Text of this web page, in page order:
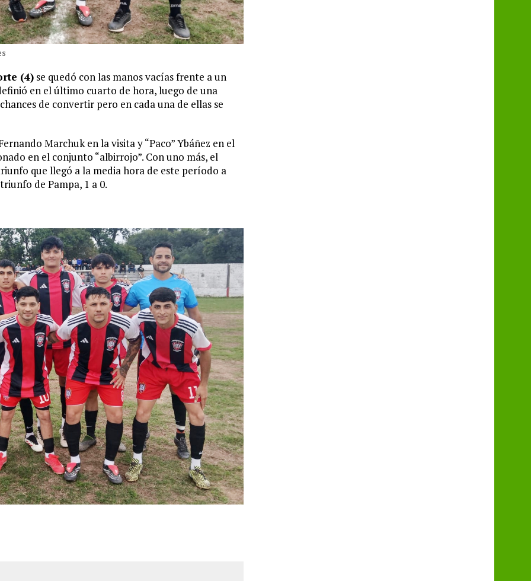
(4) se quedó con las manos vacías frente a un
en el último cuarto de hora, luego de una
de convertir pero en cada una de ellas se
Marchuk en la visita y “Paco” Ybáñez en el
en el conjunto “albirrojo”. Con uno más, el
que llegó a la media hora de este período a
de Pampa, 1 a 0.